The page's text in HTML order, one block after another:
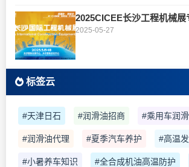
2025CICEE长沙工程机械展
2025-05-27
标签云
#天津日石 #润滑油招商 #乘用车润
#润滑油代理 #夏季汽车养护 #高温
#小暑养车知识 #全合成机油高温防护